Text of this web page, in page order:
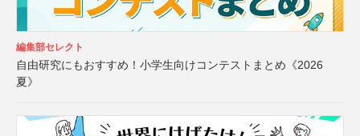
編集部セレクト
自由研究にもおすすめ！小学生向けコンテストまとめ《2026
夏》